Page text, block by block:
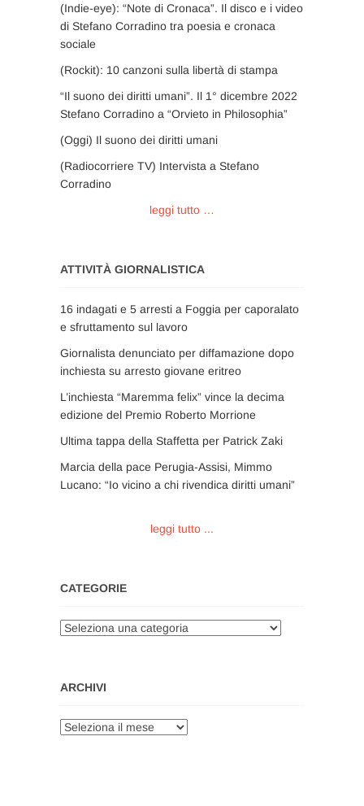
(Indie-eye): “Note di Cronaca”. Il disco e i video
di Stefano Corradino tra poesia e cronaca
sociale
(Rockit): 10 canzoni sulla libertà di stampa
“Il suono dei diritti umani”. Il 1° dicembre 2022
Stefano Corradino a “Orvieto in Philosophia”
(Oggi) Il suono dei diritti umani
(Radiocorriere TV) Intervista a Stefano
Corradino
leggi tutto …
ATTIVITÀ GIORNALISTICA
16 indagati e 5 arresti a Foggia per caporalato
e sfruttamento sul lavoro
Giornalista denunciato per diffamazione dopo
inchiesta su arresto giovane eritreo
L’inchiesta “Maremma felix” vince la decima
edizione del Premio Roberto Morrione
Ultima tappa della Staffetta per Patrick Zaki
Marcia della pace Perugia-Assisi, Mimmo
Lucano: “Io vicino a chi rivendica diritti umani”
leggi tutto ...
CATEGORIE
Categorie
ARCHIVI
Archivi